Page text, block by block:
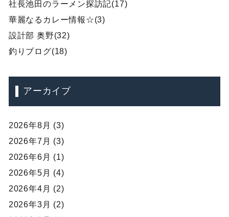
社長池田のラーメン探訪記(17)
華麗なるカレー情報☆(3)
設計部 奥野(32)
釣りブログ(18)
アーカイブ
2026年8月 (3)
2026年7月 (3)
2026年6月 (1)
2026年5月 (4)
2026年4月 (2)
2026年3月 (2)